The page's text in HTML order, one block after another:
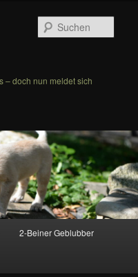
– doch nun meldet sich
2-Beiner Geblubber